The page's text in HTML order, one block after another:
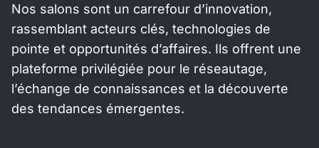
Nos salons sont un carrefour d’innovation,
rassemblant acteurs clés, technologies de
pointe et opportunités d’affaires. Ils offrent une
plateforme privilégiée pour le réseautage,
l’échange de connaissances et la découverte
des tendances émergentes.